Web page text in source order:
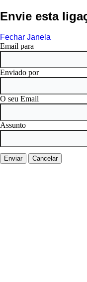
Envie esta
Fechar Janela
Email para
Enviado por
O seu Email
Assunto
Enviar Cancelar